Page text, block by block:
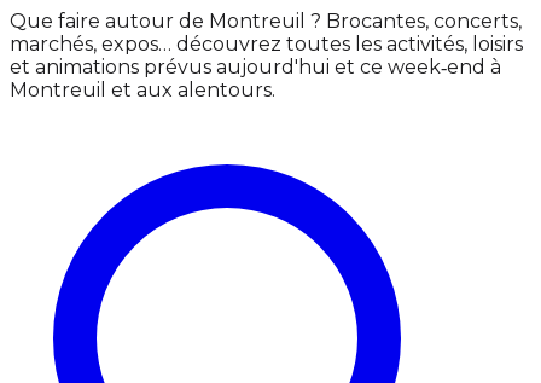
Que faire autour de Montreuil ? Brocantes, concerts,
marchés, expos… découvrez toutes les activités, loisirs
et animations prévus aujourd'hui et ce week‑end à
Montreuil et aux alentours.